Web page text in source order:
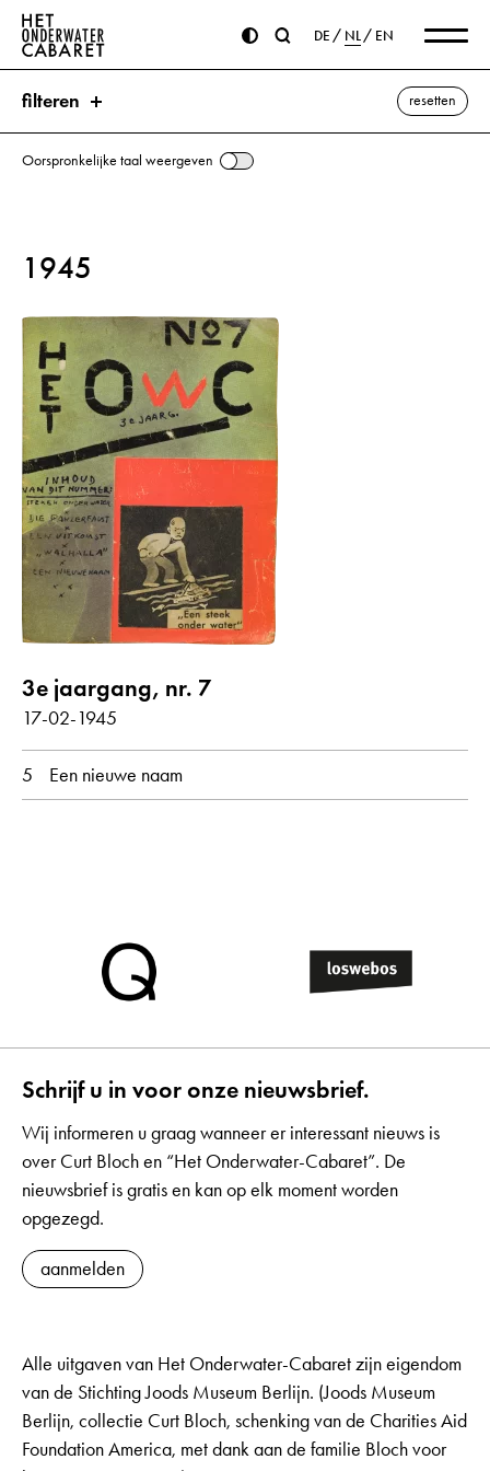
DE NL EN
filteren resetten
Volendam ⌫
Dordrecht Hitler, Adolf Kaas Nederland
alle weergeven
Gedichten met audiobijdrage
jaar
alle 1945
maand
Oorspronkelijke taal weergeven
1945
3e jaargang, nr. 7
17-02-1945
5 Een nieuwe naam
Schrijf u in voor onze nieuwsbrief.
Wij informeren u graag wanneer er interessant nieuws is
over Curt Bloch en “Het Onderwater-Cabaret”. De
nieuwsbrief is gratis en kan op elk moment worden
opgezegd.
aanmelden
Alle uitgaven van Het Onderwater-Cabaret zijn eigendom
van de Stichting Joods Museum Berlijn. (Joods Museum
Berlijn, collectie Curt Bloch, schenking van de Charities Aid
Foundation America, met dank aan de familie Bloch voor